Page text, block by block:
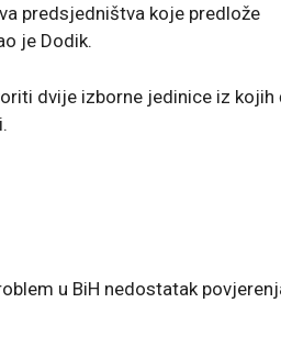
predsjedništva koje predlože
je Dodik.
dvije izborne jedinice iz kojih
u BiH nedostatak